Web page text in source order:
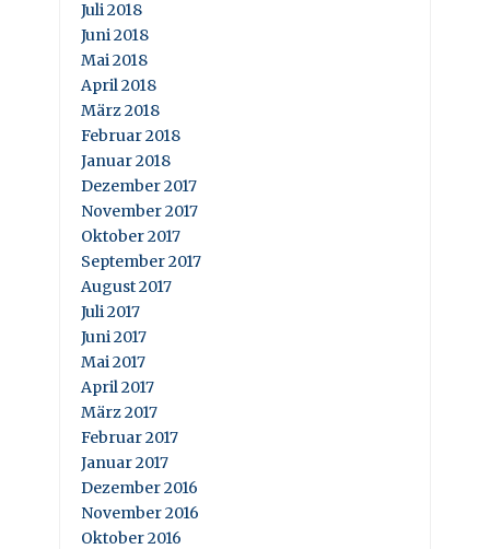
Juli 2018
Juni 2018
Mai 2018
April 2018
März 2018
Februar 2018
Januar 2018
Dezember 2017
November 2017
Oktober 2017
September 2017
August 2017
Juli 2017
Juni 2017
Mai 2017
April 2017
März 2017
Februar 2017
Januar 2017
Dezember 2016
November 2016
Oktober 2016